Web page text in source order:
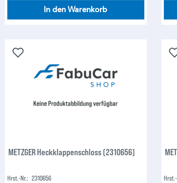
In den Warenkorb
METZGER Heckklappenschloss (2310656)
Hrst.-Nr.: 2310656